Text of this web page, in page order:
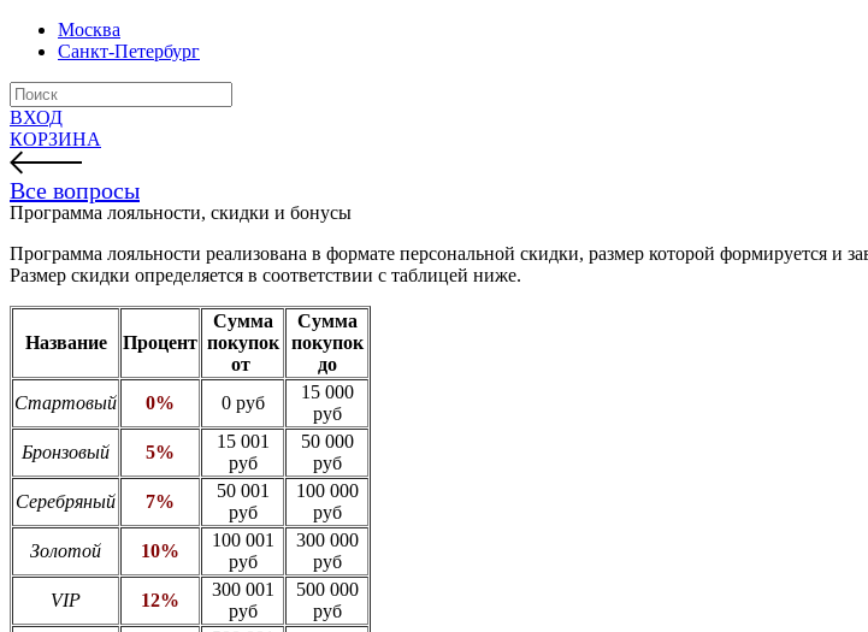
Москва
Санкт-Петербург
ВХОД
КОРЗИНА
Все вопросы
Программа лояльности, скидки и бонусы
Программа лояльности реализована в формате персональной скидки, размер которой формируется и
Размер скидки определяется в соответствии с таблицей ниже.
Название Процент
Сумма
покупок
от
Сумма
покупок
до
Стартовый
0% 0 руб
15 000
руб
Бронзовый
5%
15 001
руб
50 000
руб
Серебряный
7%
50 001
руб
100 000
руб
Золотой
10%
100 001
руб
300 000
руб
VIP
12%
300 001
руб
500 000
руб